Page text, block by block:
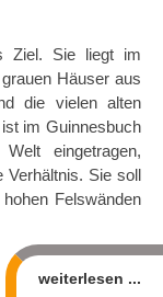
Ziel. Sie liegt im
Häuser aus
die vielen alten
im Guinnesbuch
eingetragen,
Sie soll
Felswänden
weiterlesen ...